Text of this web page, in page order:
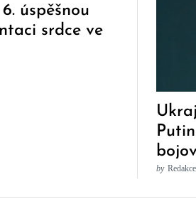
úspěšnou
srdce ve
nás
by Redakce